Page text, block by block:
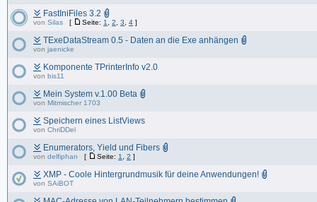
FastIniFiles 3.2
von Silas [ Seite: 1 2 3 4 ]
TExeDataStream 0.5 - Daten an die Exe anhängen
von jaenicke
Komponente TPrinterInfo v2.0
von bis11
Mein System v.1.00 Beta
von Mitmischer 1703
Speichern eines ListViews
von ChriDDel
Enumerators, Yield und Fibers
von delfiphan [ Seite: 1 2 ]
XMP - Coole Hintergrundmusik für deine Anwendungen!
von SAiBOT